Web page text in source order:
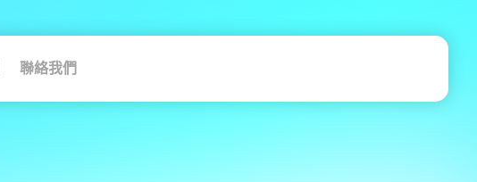
聯絡我們